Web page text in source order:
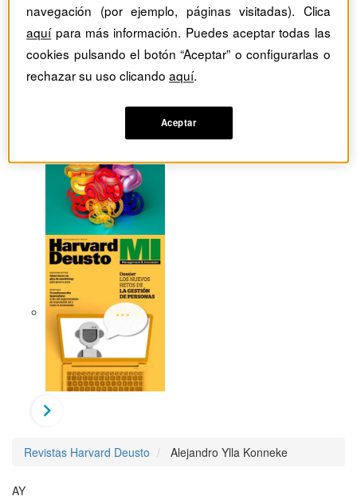
Dossieres
Revistas del mes
Revistas Harvard Deusto Alejandro Ylla Konneke
AY
navegación (por ejemplo, páginas visitadas). Clica
aquípara más información. Puedes aceptar todas las
cookies pulsando el botón “Aceptar” o configurarlas o
rechazar su uso clicandoaquí.
Aceptar